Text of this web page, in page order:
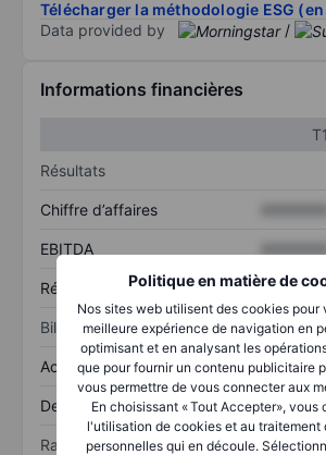
Politique en matière de
Nos sites web utilisent des cookies pour
meilleure expérience de navigation en
optimisant et en analysant les
que pour fournir un contenu publicitaire
vous permettre de vous connecter aux
En choisissant « Tout Accepter», vous
l'utilisation de cookies et au traitement
personnelles qui en découle.
Télécharger la méthodologie ESG
Data provided by
/
Informations financières
T1
Résultats
Chiffre d’affaires
EBITDA
Résultat net
Bilan
Actif total
Dette totale
Ratios